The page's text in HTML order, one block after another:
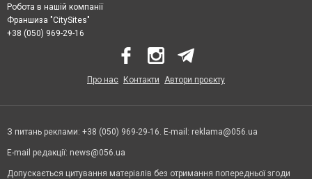
Робота в нашій компанії
Франшиза "CitySites"
+38 (050) 969-29-16
Про нас Контакти Автори проєкту
З питань реклами: +38 (050) 969-29-16. E-mail: reklama@056.ua
E-mail редакції: news@056.ua
Допускається цитування матеріалів без отримання попередньої згоди